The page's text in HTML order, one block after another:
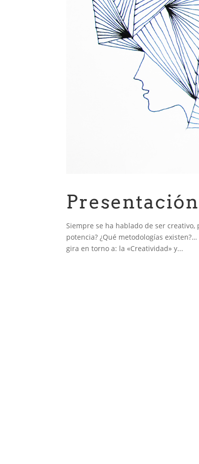
Presentación
Siempre se ha hablado de ser creativo,
potencia? ¿Qué metodologías
gira en torno a: la «Creatividad» y...